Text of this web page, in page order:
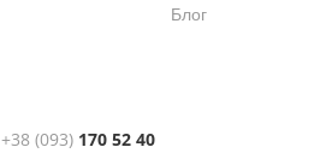
Блог
+38 (093) 170 52 40